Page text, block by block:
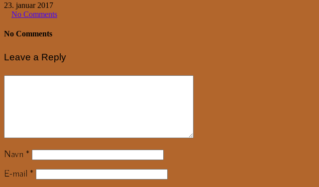
23. januar 2017
No Comments
No Comments
Leave a Reply
Navn *
E-mail *